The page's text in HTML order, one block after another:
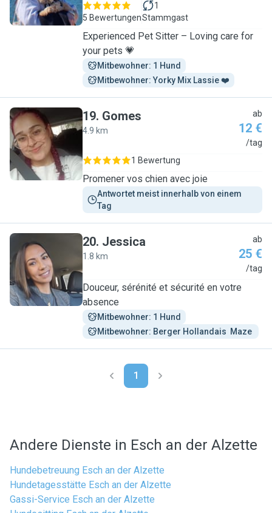
5 Bewertungen
1
Stammgast
Experienced Pet Sitter – Loving care for
your pets 💗
Mitbewohner: 1 Hund
Mitbewohner: Yorky Mix Lassie ❤️
G
19. Gomes
4.9 km
ab
12 €
/tag
1 Bewertung
Promener vos chien avec joie
Antwortet meist innerhalb von einem
Tag
J
20. Jessica
1.8 km
ab
25 €
/tag
Douceur, sérénité et sécurité en votre
absence
Mitbewohner: 1 Hund
Mitbewohner: Berger Hollandais  Maze
1
Andere Dienste in Esch an der Alzette
Hundebetreuung Esch an der Alzette
Hundetagesstätte Esch an der Alzette
Gassi-Service Esch an der Alzette